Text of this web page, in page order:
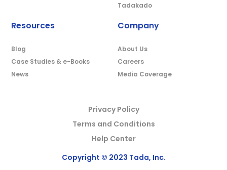
Tadakado
Resources
Blog
Case Studies & e-Books
News
Company
About Us
Careers
Media Coverage
Privacy Policy
Terms and Conditions
Help Center
Copyright © 2023 Tada, Inc.